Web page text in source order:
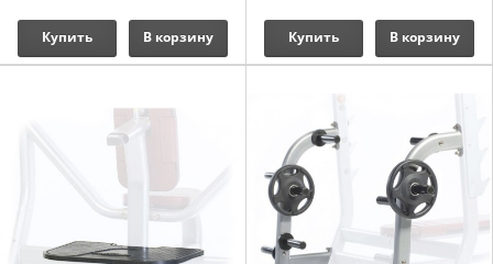
Купить В корзину Купить В корзину